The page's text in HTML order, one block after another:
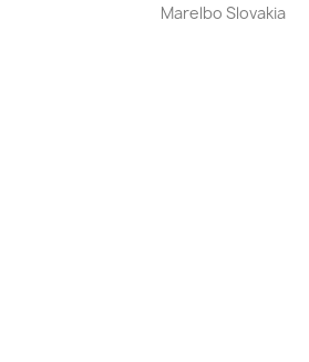
Marelbo Slovakia